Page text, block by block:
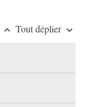
keyboard_arrow_up Tout déplier keyboard_arrow_down